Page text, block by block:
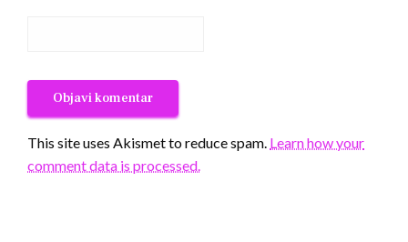
This site uses Akismet to reduce spam. Learn how your
comment data is processed.